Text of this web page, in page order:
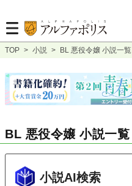
TOP > 小説 > BL 悪役令嬢 小説一覧
BL 悪役令嬢 小説一覧
小説AI検索